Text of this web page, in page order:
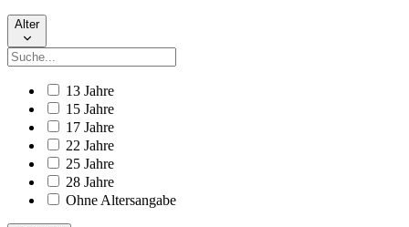
Alter
13 Jahre
15 Jahre
17 Jahre
22 Jahre
25 Jahre
28 Jahre
Ohne Altersangabe